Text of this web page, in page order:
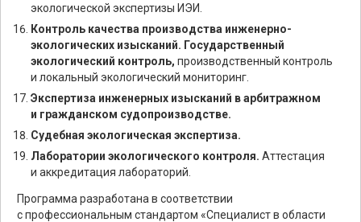
экологической экспертизы ИЭИ.
Контроль качества производства инженерно-
экологических изысканий. Государственный
экологический контроль, производственный контроль
и локальный экологический мониторинг.
Экспертиза инженерных изысканий в арбитражном
и гражданском судопроизводстве.
Судебная экологическая экспертиза.
Лаборатории экологического контроля. Аттестация
и аккредитация лабораторий.
Программа разработана в соответствии
с профессиональным стандартом «Специалист в области